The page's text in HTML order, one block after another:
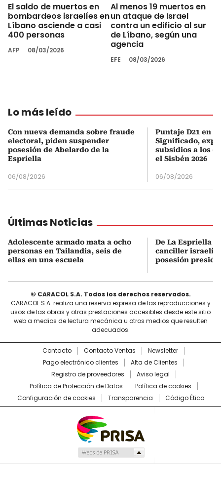
El saldo de muertos en
bombardeos israelíes en
Líbano asciende a casi
400 personas
AFP 08/03/2026
Al menos 19 muertos en
un ataque de Israel
contra un edificio al sur
de Líbano, según una
agencia
EFE 08/03/2026
Lo más leído
Con nueva demanda sobre fraude
electoral, piden suspender
posesión de Abelardo de la
Espriella
06/08/2026
Puntaje D21 en
Significado,
subsidios a los
el Sisbén 2026
06/08/2026
Últimas Noticias
Adolescente armado mata a ocho
personas en Tailandia, seis de
ellas en una escuela
De La Espriella
canciller israelí
posesión
© CARACOL S.A. Todos los derechos reservados.
CARACOL S.A. realiza una reserva expresa de las reproducciones y
usos de las obras y otras prestaciones accesibles desde este sitio
web a medios de lectura mecánica u otros medios que resulten
adecuados.
Contacto Contacto Ventas
Newsletter
Pago electrónico clientes
Alta de Clientes
Registro de proveedores
Aviso legal
Política de Protección de Datos
Política de cookies
Configuración de cookies
Transparencia Código Ético